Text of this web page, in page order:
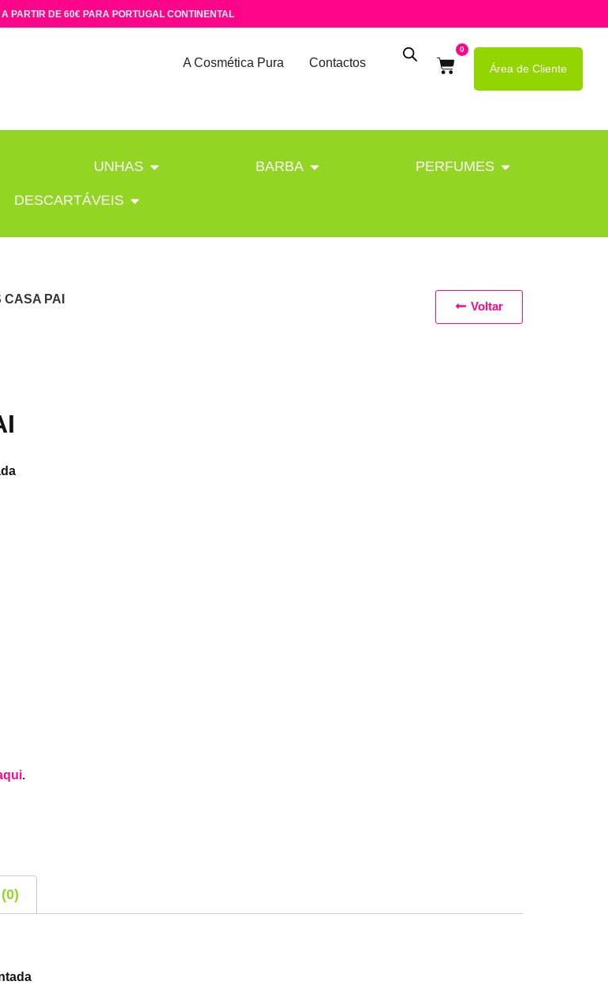
PARTIR DE 60€ PARA PORTUGAL CONTINENTAL
A Cosmética Pura Contactos
0
Área de Cliente
UNHAS BARBA PERFUMES
DESCARTÁVEIS
PAI
.
Voltar